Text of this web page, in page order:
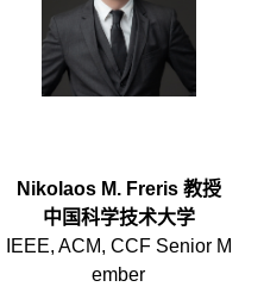
Nikolaos M. Freris 教授
中国科学技术大学
IEEE, ACM, CCF Senior M
ember